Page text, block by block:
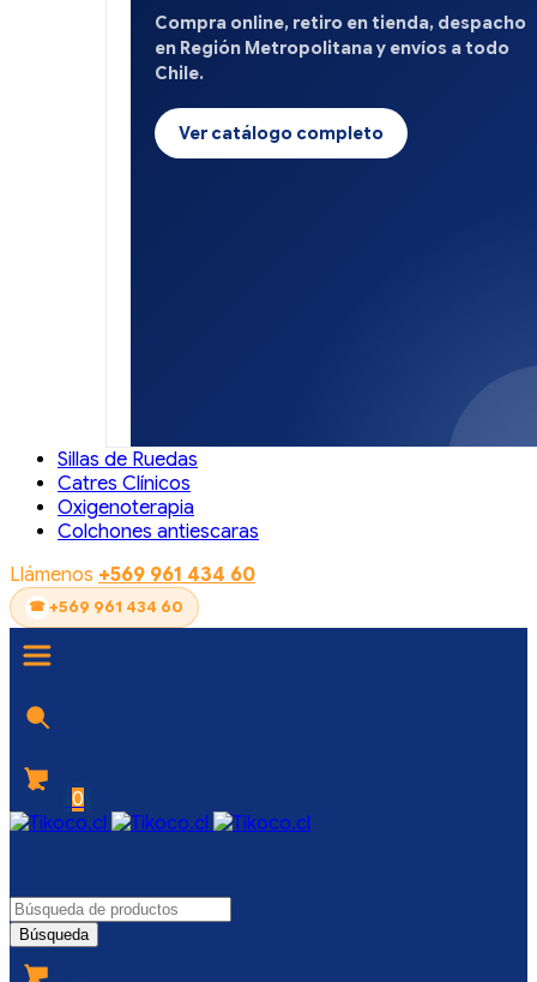
Compra online, retiro en tienda, despacho
en Región Metropolitana y envíos a todo
Chile.
Ver catálogo completo
Sillas de Ruedas
Catres Clínicos
Oxigenoterapia
Colchones antiescaras
Llámenos +569 961 434 60
+569 961 434 60
0